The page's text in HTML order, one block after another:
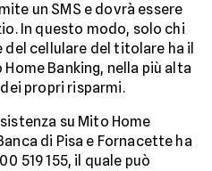
un SMS e dovrà essere
In questo modo, solo chi
cellulare del titolare ha il
Banking, nella più alta
propri risparmi.
su Mito Home
di Pisa e Fornacette ha
519 155, il quale può